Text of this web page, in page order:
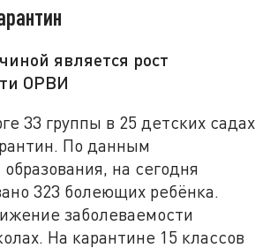
является рост
ОРВИ
33 группы в 25 детских садах
По данным
на сегодня
323 болеющих ребёнка.
заболеваемости
На карантине 15 классов